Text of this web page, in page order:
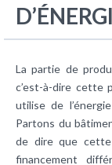
La partie de
c’est-à-dire cette
utilise de
Partons du
de dire que cette
financement